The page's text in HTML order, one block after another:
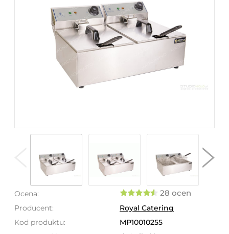
Ocena: 28 ocen
Producent:
Royal Catering
Kod produktu:
MP10010255